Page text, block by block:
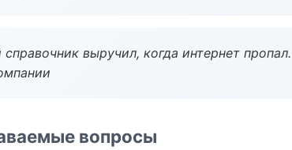
выручил, когда интернет пропал.
вопросы